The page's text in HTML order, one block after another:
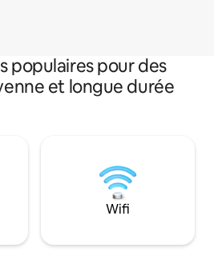
populaires pour des
et longue durée
Wifi